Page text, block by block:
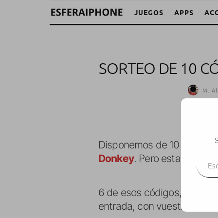
JUEGOS APPS
SORTEO DE 10
M.
Disponemos de 10
Donkey. Pero esta vez
6 de esos códigos, los
entrada, con vuestro